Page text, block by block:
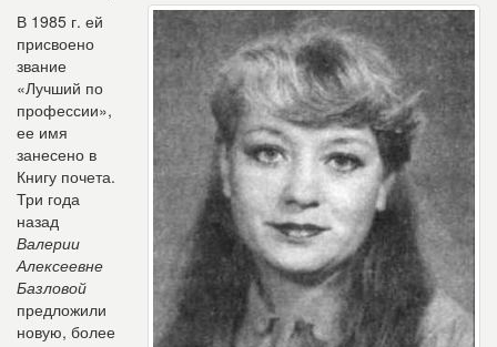
В 1985 г. ей
присвоено
звание
«Лучший по
профессии»,
ее имя
занесено в
Книгу почета.
Три года
назад
Валерии
Алексеевне
Базловой
предложили
новую, более